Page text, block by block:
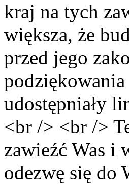
kraj na tych
większa, że
przed jego
udostępniały
<br /> <br />
zawieźć Was i
odezwę się do